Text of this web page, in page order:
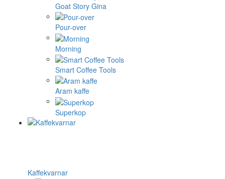
Goat Story Gina
Pour-over
Morning
Smart Coffee Tools
Aram kaffe
Superkop
Kaffekvarnar